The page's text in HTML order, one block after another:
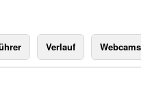
Verlauf Webcams